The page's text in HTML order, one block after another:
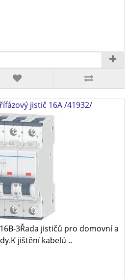
jistič 16A /41932/
3Řada jističů pro domovní a
jištění kabelů ..